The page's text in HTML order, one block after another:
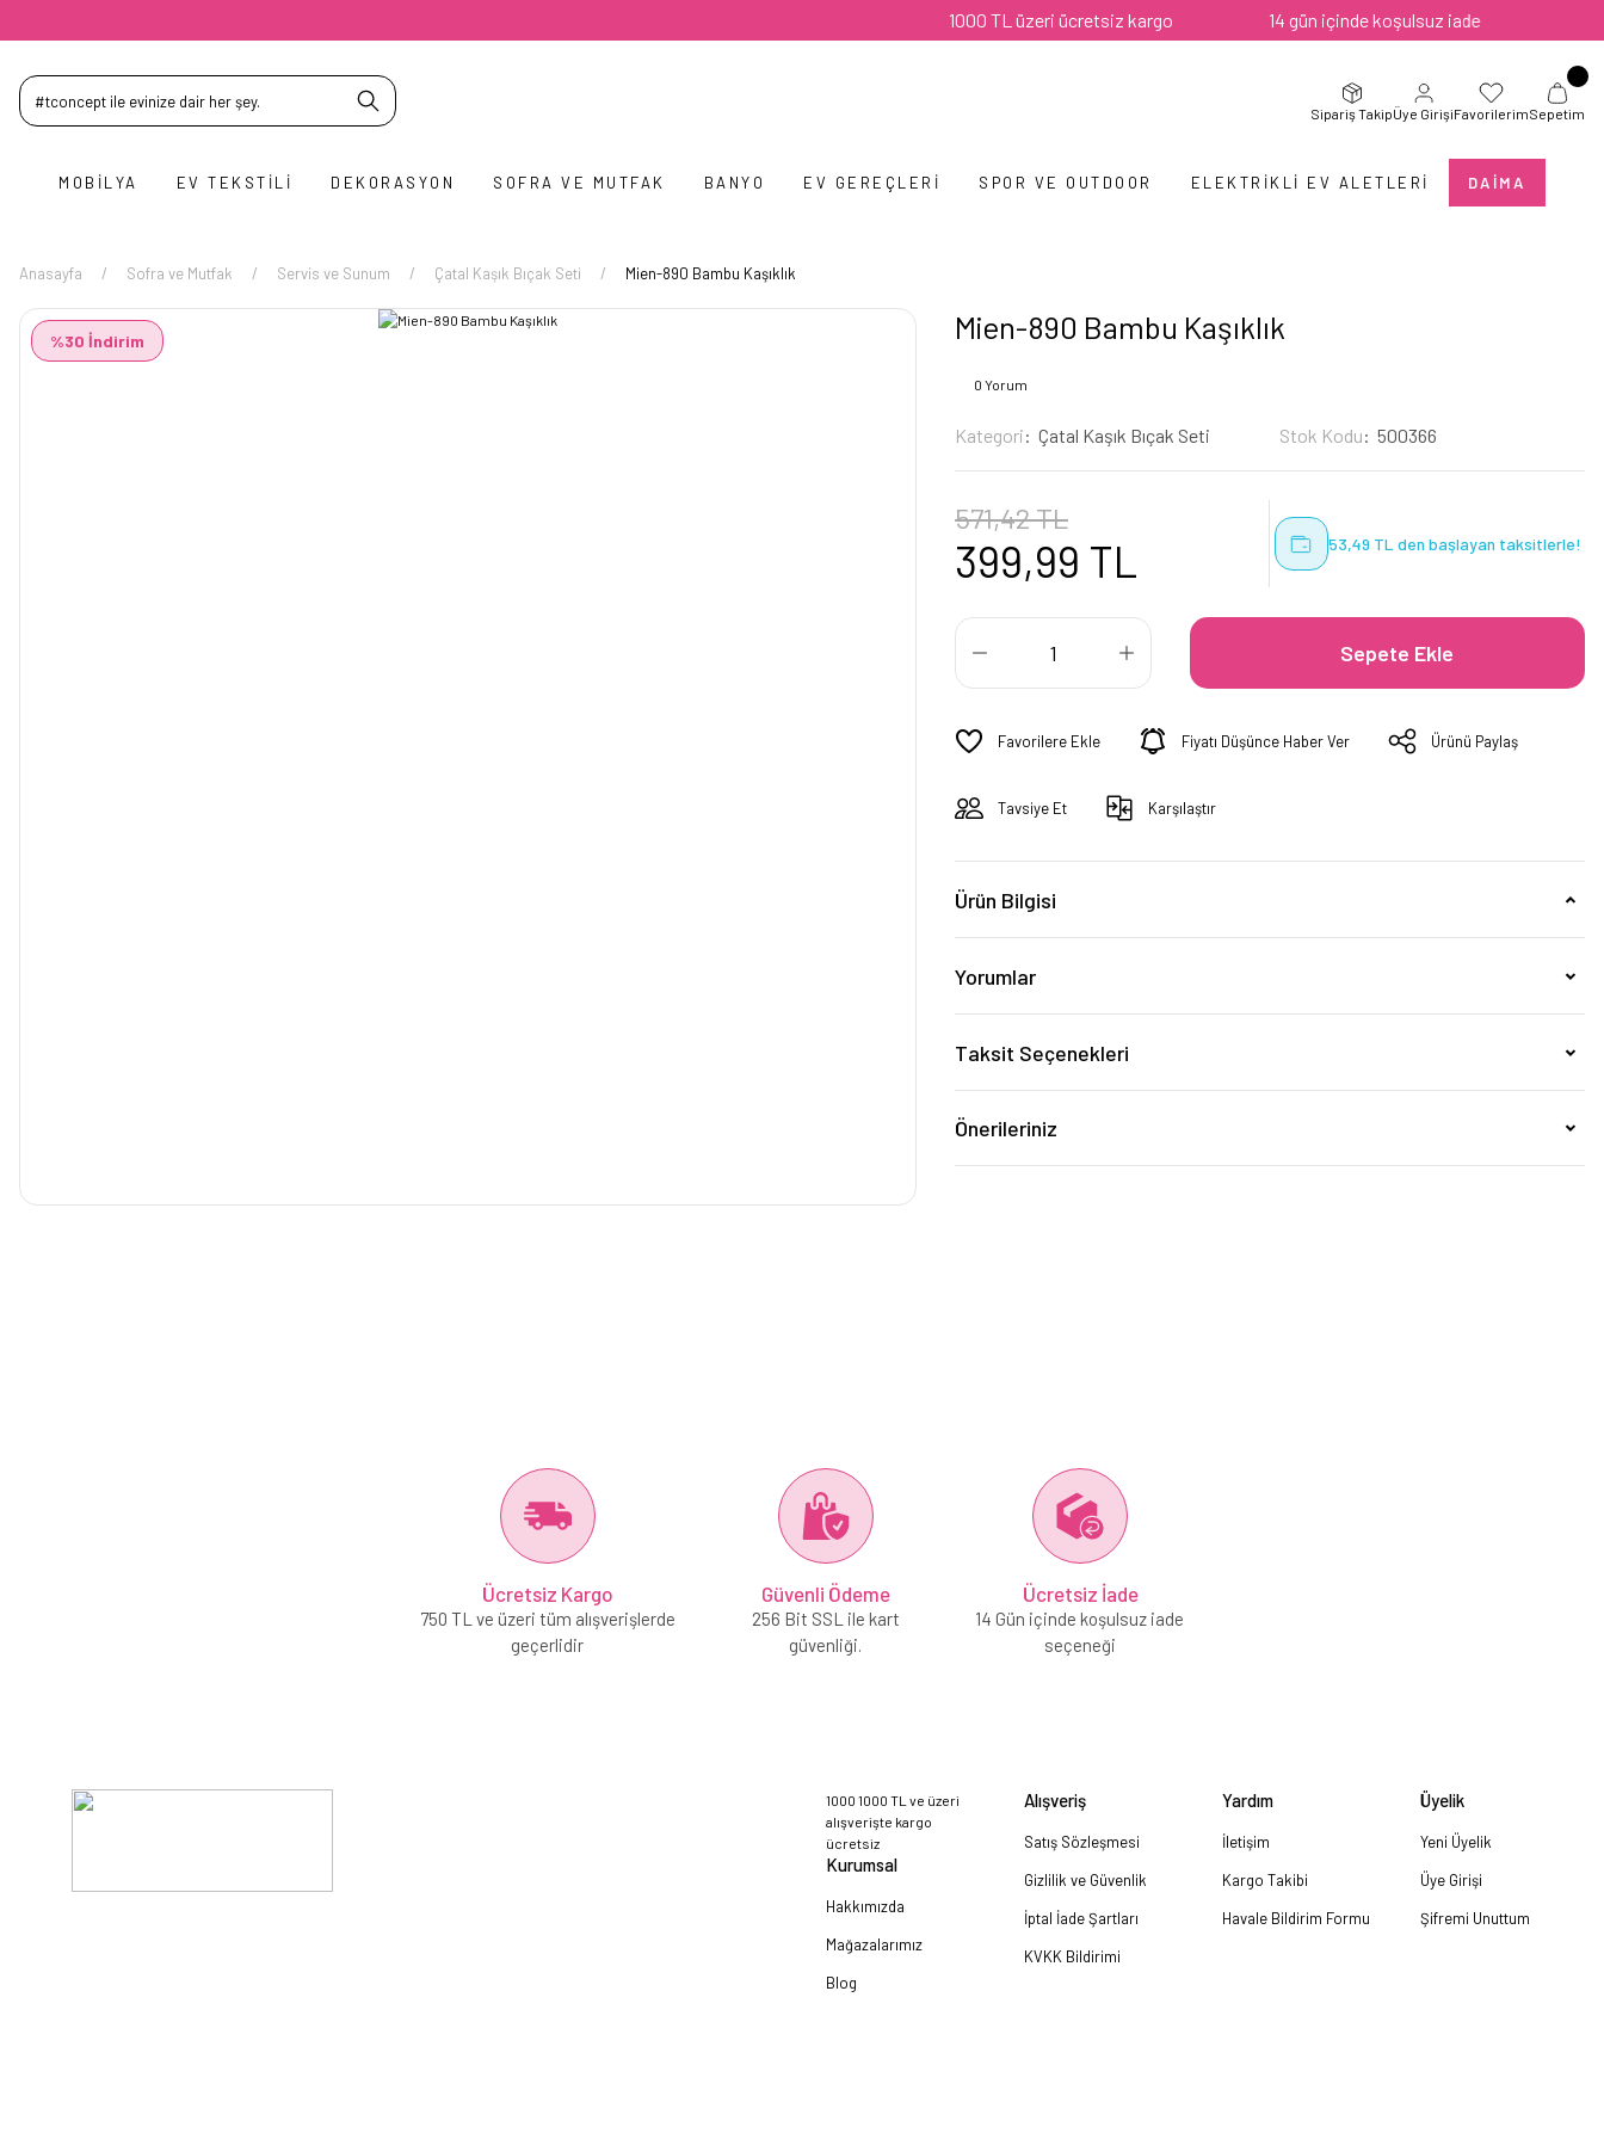
1000 TL üzeri ücretsiz kargo 14 gün içinde koşulsuz iade
Sipariş TakipÜye GirişiFavorilerimSepetim
MOBILYA EV TEKSTILI DEKORASYON SOFRA VE MUTFAK BANYO EV GEREÇLERI SPOR VE OUTDOOR ELEKTRIKLI EV ALETLERI DAIMA
Anasayfa Sofra ve Mutfak Servis ve Sunum Çatal Kaşık Bıçak Seti Mien-890 Bambu Kaşıklık
%30 İndirim Mien-890 Bambu Kaşıklık
0 Yorum
Kategori Çatal Kaşık Bıçak Seti Stok Kodu 500366
571,42 TL
399,99 TL 53,49 TL den başlayan taksitlerle!
Sepete Ekle
Fiyatı Düşünce Haber Ver Ürünü Paylaş
Tavsiye Et Karşılaştır
Ürün Bilgisi
Yorumlar
Taksit Seçenekleri
Önerileriniz
Ücretsiz Kargo
750 TL ve üzeri tüm alışverişlerde
geçerlidir
Güvenli Ödeme
256 Bit SSL ile kart
güvenliği.
Ücretsiz İade
14 Gün içinde koşulsuz iade
seçeneği
1000 1000 TL ve üzeri
alışverişte kargo
ücretsiz
Kurumsal
Hakkımızda
Mağazalarımız
Blog
Alışveriş
Satış Sözleşmesi
Gizlilik ve Güvenlik
İptal İade Şartları
KVKK Bildirimi
Yardım
İletişim
Kargo Takibi
Havale Bildirim Formu
Üyelik
Yeni Üyelik
Üye Girişi
Şifremi Unuttum